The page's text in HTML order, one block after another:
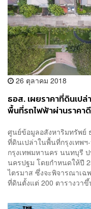
26 ตุลาคม 2018
ธอส. เผยราคาที่ดินเป
พื้นที่รถไฟฟ้าผ่านราคา
ศูนย์ข้อมูลอสังหาริมทรัพย์
ที่ดินเปล่าในพื้นที่กรุงเทพ
กรุงเทพมหานคร นนทบุรี
นครปฐม โดยกำหนดให้ปี
ไตรมาส ซึ่งจะพิจารณาเฉ
ที่ดินตั้งแต่ 200 ตารางวา